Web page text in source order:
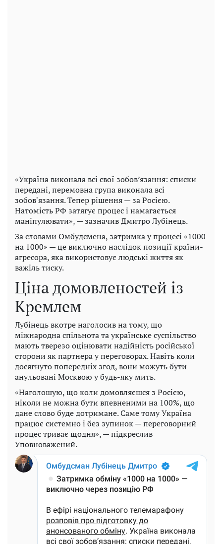
«Україна виконала всі свої зобов’язання: списки
передані, перемовна група виконала всі
зобовʼязання. Тепер рішення — за Росією.
Натомість РФ затягує процес і намагається
маніпулювати», — зазначив Дмитро Лубінець.
За словами Омбудсмена, затримка у процесі «1000
на 1000» — це виключно наслідок позиції країни-
агресора, яка використовує людські життя як
важіль тиску.
Ціна домовленостей із
Кремлем
Лубінець вкотре наголосив на тому, що
міжнародна спільнота та українське суспільство
мають тверезо оцінювати надійність російської
сторони як партнера у переговорах. Навіть коли
досягнуто попередніх згод, вони можуть бути
анульовані Москвою у будь-яку мить.
«Наголошую, що коли домовляєшся з Росією,
ніколи не можна бути впевненими на 100%, що
дане слово буде дотримане. Саме тому Україна
працює системно і без зупинок — переговорний
процес триває щодня», — підкреслив
Уповноважений.